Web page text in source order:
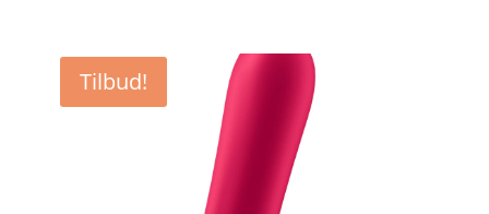
Tilbud!